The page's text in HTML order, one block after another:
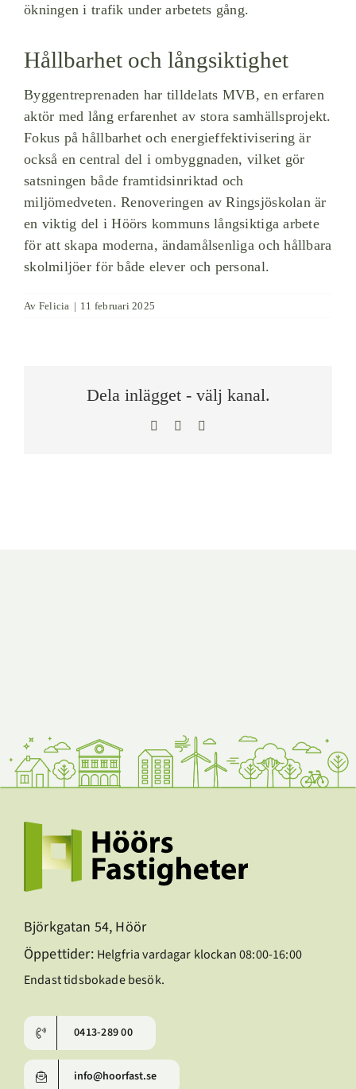
ökningen i trafik under arbetets gång.
Hållbarhet och långsiktighet
Byggentreprenaden har tilldelats MVB, en erfaren
aktör med lång erfarenhet av stora samhällsprojekt.
Fokus på hållbarhet och energieffektivisering är
också en central del i ombyggnaden, vilket gör
satsningen både framtidsinriktad och
miljömedveten. Renoveringen av Ringsjöskolan är
en viktig del i Höörs kommuns långsiktiga arbete
för att skapa moderna, ändamålsenliga och hållbara
skolmiljöer för både elever och personal.
Av Felicia | 11 februari 2025
Dela inlägget - välj kanal.
FacebookLinkedIn
Björkgatan 54, Höör
Öppettider: Helgfria vardagar klockan 08:00-16:00
Endast tidsbokade besök.
0413-289 00
info@hoorfast.se